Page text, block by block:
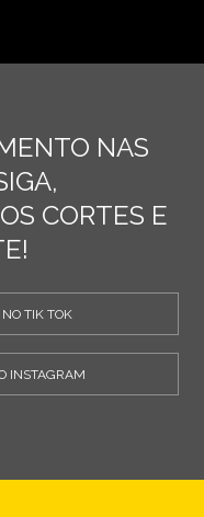
NAS
CORTES E
TIK TOK
INSTAGRAM